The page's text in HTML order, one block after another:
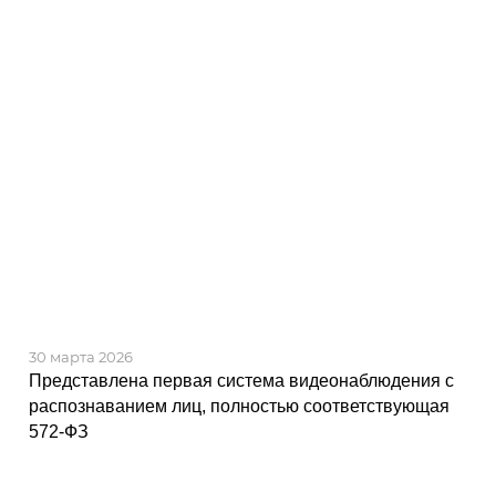
Представлена первая система видеонаблюдения с
распознаванием лиц, полностью соответствующая
572-ФЗ
30 марта 2026